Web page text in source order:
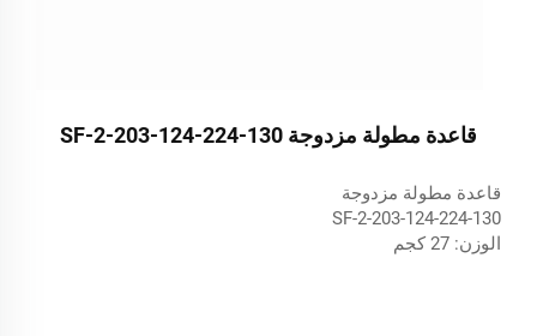
قاعدة مطولة مزدوجة SF-2-203-124-224-130
قاعدة مطولة مزدوجة
SF-2-203-124-224-130
الوزن: 27 كجم